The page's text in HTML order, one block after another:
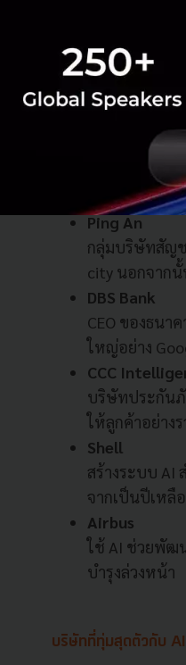
อีกเรื่องที่ภาคธุรกิ
ใหญ่ที่มีส่วนเกี่ยวข้
คำนึงถึงเรื่องผลกร
บริษัทไหนบ้างที่ร่วมเ
Ping An
กลุ่มบริษัทสัญช
city นอกจาก
DBS Bank
CEO ของธน
ใหญ่อย่าง
CCC
บริษัทประกันภั
ให้ลูกค้าอย่าง
Shell
สร้างระบบ AI
จากเป็นปีเหลื
Airbus
ใช้ AI ช่วยพัฒ
บำรุงล่วงหน้า
บริษัทที่ทุ่มสุดตัวกับ AI